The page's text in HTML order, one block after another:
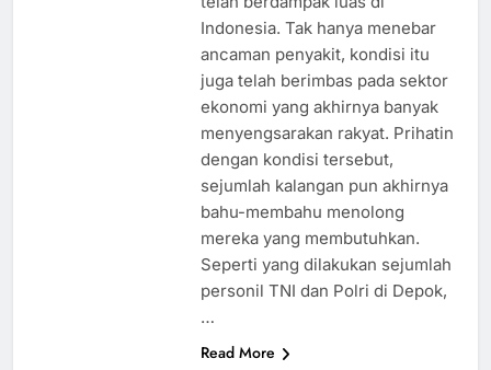
Indonesia. Tak hanya menebar
ancaman penyakit, kondisi itu
juga telah berimbas pada sektor
ekonomi yang akhirnya banyak
menyengsarakan rakyat. Prihatin
dengan kondisi tersebut,
sejumlah kalangan pun akhirnya
bahu-membahu menolong
mereka yang membutuhkan.
Seperti yang dilakukan sejumlah
personil TNI dan Polri di Depok,
…
Read More